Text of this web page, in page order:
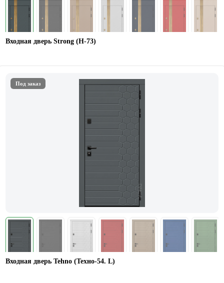
Входная дверь Strong (Н-73)
Под заказ
Входная дверь Tehno (Техно-54. L)